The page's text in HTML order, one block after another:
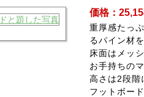
価格：
重厚感たっ
るパイン材
床面はメッ
お手持ちの
高さは2段階
フットボー